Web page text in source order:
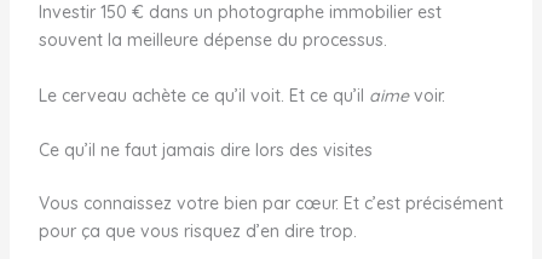
Investir 150 € dans un photographe immobilier est
souvent la meilleure dépense du processus.
Le cerveau achète ce qu’il voit. Et ce qu’il aimevoir.
Ce qu’il ne faut jamais dire lors des visites
Vous connaissez votre bien par cœur. Et c’est précisément
pour ça que vous risquez d’en dire trop.